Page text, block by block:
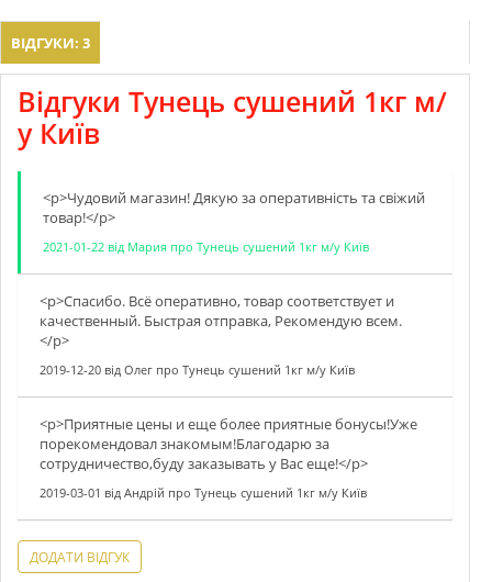
ВІДГУКИ: 3
Відгуки Тунець сушений 1кг м/
у Київ
<p>Чудовий магазин! Дякую за оперативнiсть та свiжий
товар!</p>
2021-01-22 від Мария про Тунець сушений 1кг м/у Київ
<p>Спасибо. Всё оперативно, товар соответствует и
качественный. Быстрая отправка, Рекомендую всем.
</p>
2019-12-20 від Олег про Тунець сушений 1кг м/у Київ
<p>Приятные цены и еще более приятные бонусы!Уже
порекомендовал знакомым!Благодарю за
сотрудничество,буду заказывать у Вас еще!</p>
2019-03-01 від Андрій про Тунець сушений 1кг м/у Київ
ДОДАТИ ВІДГУК